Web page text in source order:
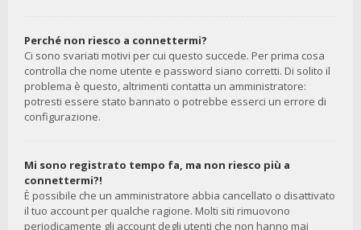
Perché non riesco a connettermi?
Ci sono svariati motivi per cui questo succede. Per prima cosa
controlla che nome utente e password siano corretti. Di solito il
problema è questo, altrimenti contatta un amministratore:
potresti essere stato bannato o potrebbe esserci un errore di
configurazione.
Mi sono registrato tempo fa, ma non riesco più a
connettermi?!
È possibile che un amministratore abbia cancellato o disattivato
il tuo account per qualche ragione. Molti siti rimuovono
periodicamente gli account degli utenti che non hanno mai